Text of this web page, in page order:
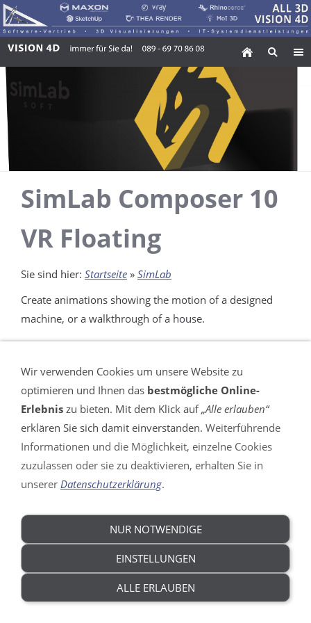
SimLab Composer 10
VR Floating
Sie sind hier: Startseite » SimLab
Create animations showing the motion of a designed
machine, or a walkthrough of a house.
VERTRAG WIDERRUFEN
Widerrufsrecht
DSGVO
Versandkosten
Hilfe
Wir verwenden Cookies um unsere Website zu
optimieren und Ihnen das bestmögliche Online-
Erlebnis zu bieten. Mit dem Klick auf„Alle erlauben“
erklären Sie sich damit einverstanden. Weiterführende
Informationen und die Möglichkeit, einzelne Cookies
zuzulassen oder sie zu deaktivieren, erhalten Sie in
unserer Datenschutzerklärung.
NUR NOTWENDIGE
EINSTELLUNGEN
ALLE ERLAUBEN